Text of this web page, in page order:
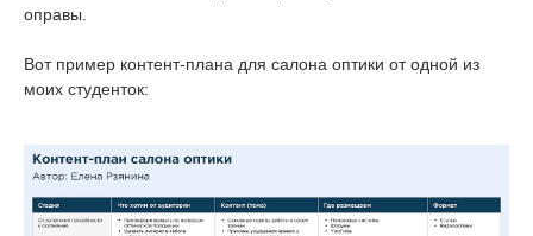
оправы.
Вот пример контент-плана для салона оптики от одной из
моих студенток: